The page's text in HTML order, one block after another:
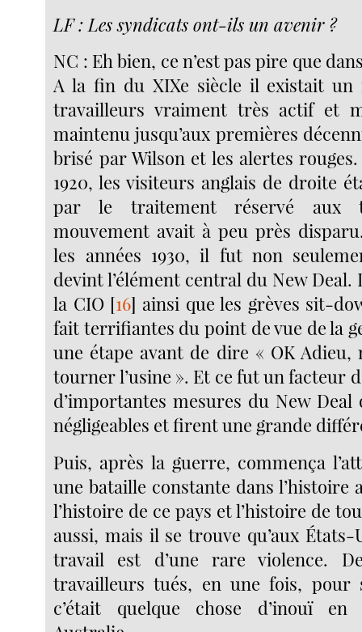
LF : Les syndicats ont-ils un avenir ?
NC : Eh bien, ce n’est pas pire que
A la fin du XIXe siècle il existait un
travailleurs vraiment très actif et
maintenu jusqu’aux premières
brisé par Wilson et les alertes rouges.
1920, les visiteurs anglais de droite
par le traitement réservé aux
mouvement avait à peu près
les années 1930, il fut non
devint l’élément central du New Deal.
la CIO [16] ainsi que les grèves sit-
fait terrifiantes du point de vue de la
une étape avant de dire « OK Adieu,
tourner l’usine ». Et ce fut un facteur
d’importantes mesures du New Deal
négligeables et firent une grande
Puis, après la guerre, commença
une bataille constante dans l’histoire
l’histoire de ce pays et l’histoire de
aussi, mais il se trouve qu’aux États-
travail est d’une rare violence.
travailleurs tués, en une fois, pour
c’était quelque chose d’inouï